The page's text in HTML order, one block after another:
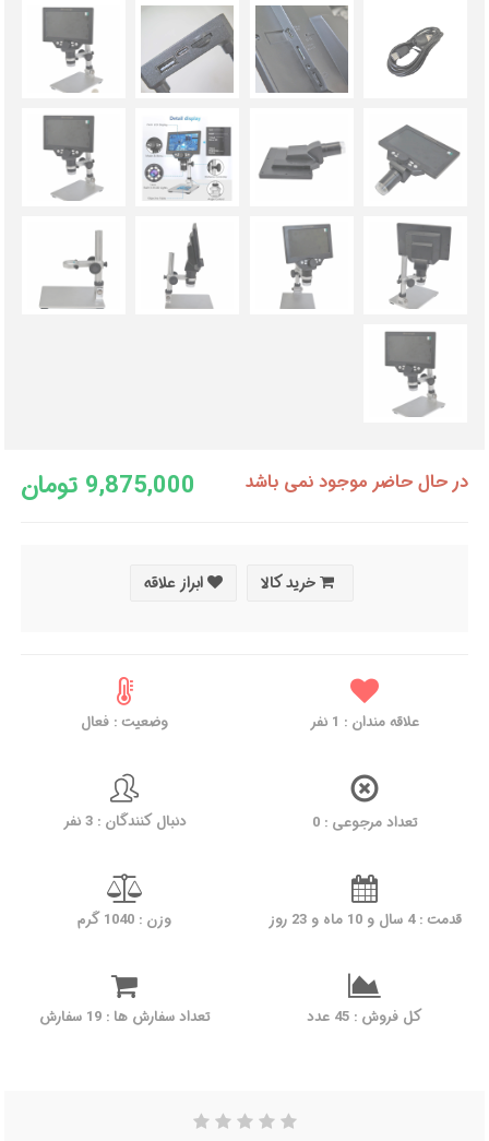
9,875,000 تومان در حال حاضر موجود نمی باشد
خرید کالا ابراز علاقه
علاقه مندان : 1 نفر وضعیت : فعال
تعداد مرجوعی : 0 دنبال کنندگان : 3 نفر
قدمت : 4 سال و 10 ماه و 23 روز وزن : 1040 گرم
کل فروش : 45 عدد تعداد سفارش ها : 19 سفارش